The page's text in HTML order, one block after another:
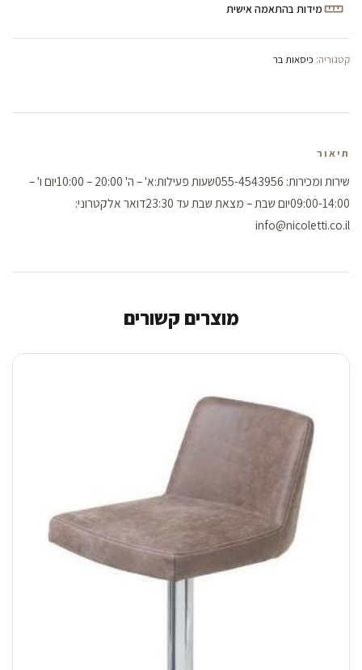
מידות בהתאמה אישית
קטגוריה: כיסאות בר
תיאור
שירות ומכירות: 055-4543956שעות פעילות:א' – ה' 20:00 – 10:00יום ו' –
09:00-14:00יום שבת – מצאת שבת עד 23:30דואר אלקטרוני:
info@nicoletti.co.il
מוצרים קשורים